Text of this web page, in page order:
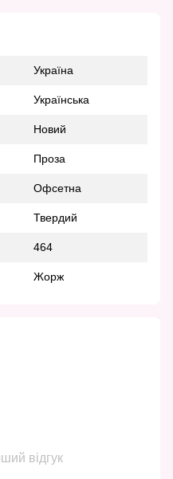
Україна
Українська
Новий
Проза
Офсетна
Твердий
464
Жорж
відгук